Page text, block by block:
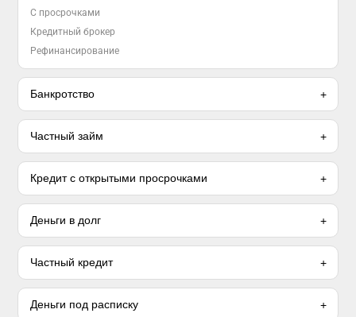
С просрочками
Кредитный брокер
Рефинансирование
Банкротство
Частный займ
Кредит с открытыми просрочками
Деньги в долг
Частный кредит
Деньги под расписку